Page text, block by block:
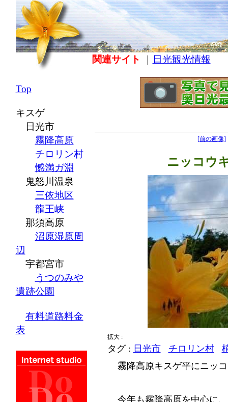
関連サイト 日光観光情報
[前の画像]
ニッコウ
拡大 :
タグ : 日光市 チロリン村
霧降高原キスゲ平にニッ
今年も霧降高原を中心に
Top
キスゲ
日光市
霧降高原
チロリン村
憾満ガ淵
鬼怒川温泉
三依地区
龍王峡
那須高原
沼原湿原周
辺
宇都宮市
うつのみや
遺跡公園
有料道路料金
表